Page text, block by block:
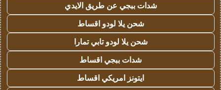
شدات ببجي عن طريق الايدي
شحن يلا لودو اقساط
شحن يلا لودو تابي تمارا
شدات ببجي اقساط
ايتونز امريكي اقساط